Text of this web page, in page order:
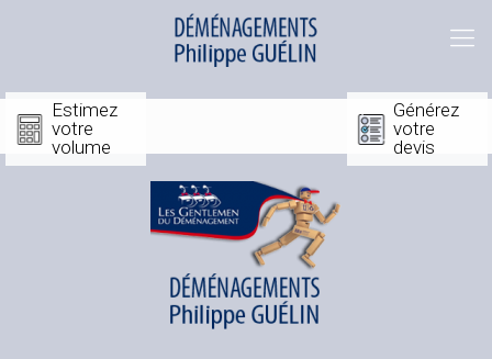
Estimez
votre
volume
Générez
votre
devis